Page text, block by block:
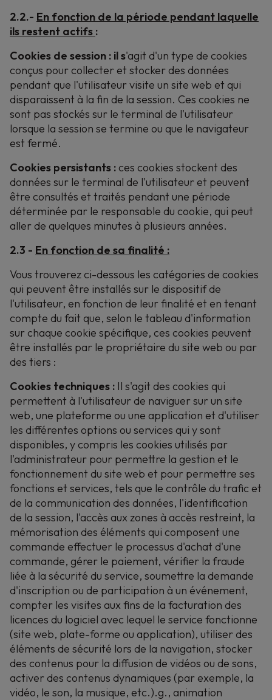
2.2.- En fonction de la période pendant laquelle
ils restent actifs :
Cookies de session : il s'agit d'un type de cookies
conçus pour collecter et stocker des données
pendant que l'utilisateur visite un site web et qui
disparaissent à la fin de la session. Ces cookies ne
sont pas stockés sur le terminal de l'utilisateur
lorsque la session se termine ou que le navigateur
est fermé.
Cookies persistants : ces cookies stockent des
données sur le terminal de l'utilisateur et peuvent
être consultés et traités pendant une période
déterminée par le responsable du cookie, qui peut
aller de quelques minutes à plusieurs années.
2.3 - En fonction de sa finalité :
Vous trouverez ci-dessous les catégories de cookies
qui peuvent être installés sur le dispositif de
l'utilisateur, en fonction de leur finalité et en tenant
compte du fait que, selon le tableau d'information
sur chaque cookie spécifique, ces cookies peuvent
être installés par le propriétaire du site web ou par
des tiers :
Cookies techniques : Il s'agit des cookies qui
permettent à l'utilisateur de naviguer sur un site
web, une plateforme ou une application et d'utiliser
les différentes options ou services qui y sont
disponibles, y compris les cookies utilisés par
l'administrateur pour permettre la gestion et le
fonctionnement du site web et pour permettre ses
fonctions et services, tels que le contrôle du trafic et
de la communication des données, l'identification
de la session, l'accès aux zones à accès restreint, la
mémorisation des éléments qui composent une
commande effectuer le processus d'achat d'une
commande, gérer le paiement, vérifier la fraude
liée à la sécurité du service, soumettre la demande
d'inscription ou de participation à un événement,
compter les visites aux fins de la facturation des
licences du logiciel avec lequel le service fonctionne
(site web, plate-forme ou application), utiliser des
éléments de sécurité lors de la navigation, stocker
des contenus pour la diffusion de vidéos ou de sons,
activer des contenus dynamiques (par exemple, la
vidéo, le son, la musique, etc.).g., animation